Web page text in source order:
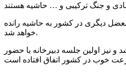
دیگری در کشور به حاشیه رانده
خواهد شد.
جزئی آن را تأیید کرده است و ظرف مدت ۶ ماه دبیرخانه آن تشکیل شد و نیز اولین جلسه دبیرخانه با حضور